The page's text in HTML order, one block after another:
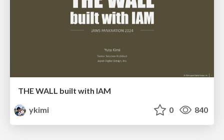
THE WALL built with IAM
ykimi
0 840